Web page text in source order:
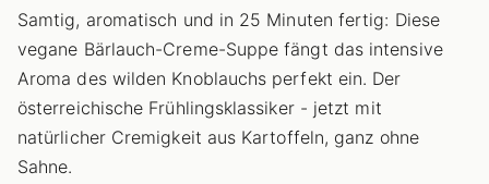
Samtig, aromatisch und in 25 Minuten fertig: Diese
vegane Bärlauch-Creme-Suppe fängt das intensive
Aroma des wilden Knoblauchs perfekt ein. Der
österreichische Frühlingsklassiker - jetzt mit
natürlicher Cremigkeit aus Kartoffeln, ganz ohne
Sahne.